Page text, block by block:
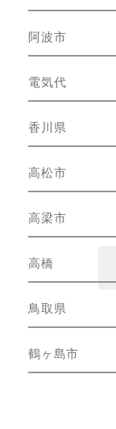
阿波市
電気代
香川県
高松市
高梁市
高橋
鳥取県
鶴ヶ島市